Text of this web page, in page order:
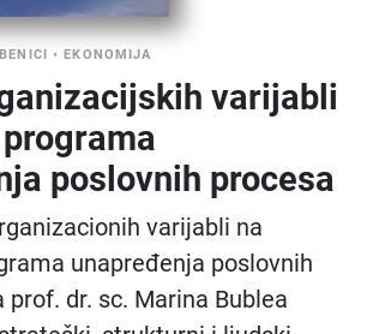
•EKONOMIJA
varijabli
poslovnih procesa
varijabli na
unapređenja poslovnih
prof. dr. sc. Marina Bublea